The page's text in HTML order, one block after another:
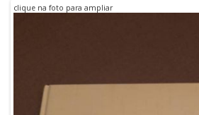
clique na foto para ampliar